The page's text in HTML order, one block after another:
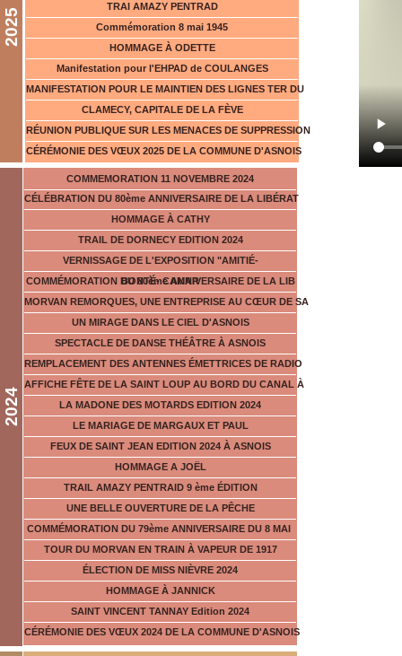
2025
TRAI AMAZY PENTRAD
Commémoration 8 mai 1945
HOMMAGE À ODETTE
Manifestation pour l'EHPAD de COULANGES
MANIFESTATION POUR LE MAINTIEN DES LIGNES TER DU
CLAMECY, CAPITALE DE LA FÈVE
RÉUNION PUBLIQUE SUR LES MENACES DE SUPPRESSION
CÉRÉMONIE DES VŒUX 2025 DE LA COMMUNE D'ASNOIS
2024
COMMEMORATION 11 NOVEMBRE 2024
CÉLÉBRATION DU 80ème ANNIVERSAIRE DE LA LIBÉRAT
HOMMAGE À CATHY
TRAIL DE DORNECY EDITION 2024
VERNISSAGE DE L'EXPOSITION "AMITIÉ-
BONTÉ- CAMAR
COMMÉMORATION DU 80ème ANNIVERSAIRE DE LA LIB
MORVAN REMORQUES, UNE ENTREPRISE AU CŒUR DE SA
UN MIRAGE DANS LE CIEL D'ASNOIS
SPECTACLE DE DANSE THÉÂTRE À ASNOIS
REMPLACEMENT DES ANTENNES ÉMETTRICES DE RADIO
AFFICHE FÊTE DE LA SAINT LOUP AU BORD DU CANAL À
LA MADONE DES MOTARDS EDITION 2024
LE MARIAGE DE MARGAUX ET PAUL
FEUX DE SAINT JEAN EDITION 2024 À ASNOIS
HOMMAGE A JOËL
TRAIL AMAZY PENTRAID 9 ème ÉDITION
UNE BELLE OUVERTURE DE LA PÊCHE
COMMÉMORATION DU 79ème ANNIVERSAIRE DU 8 MAI
TOUR DU MORVAN EN TRAIN À VAPEUR DE 1917
ÉLECTION DE MISS NIÈVRE 2024
HOMMAGE À JANNICK
SAINT VINCENT TANNAY Edition 2024
CÉRÉMONIE DES VŒUX 2024 DE LA COMMUNE D'ASNOIS